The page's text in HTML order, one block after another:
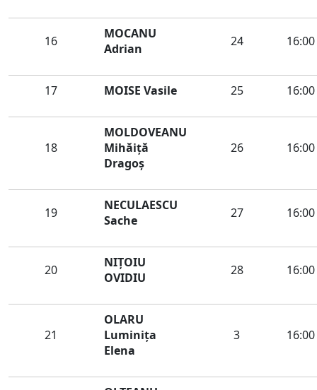
16
MOCANU
Adrian
24 16:00
17 MOISE Vasile 25 16:00
18
MOLDOVEANU
Mihăiţă
Dragoş
26 16:00
19
NECULAESCU
Sache
27 16:00
20
NIȚOIU
OVIDIU
28 16:00
21
OLARU
Luminiţa
Elena
3 16:00